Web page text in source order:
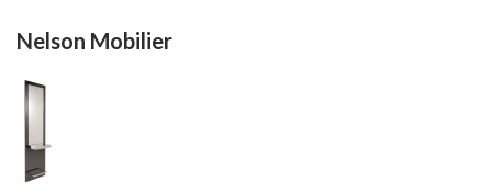
Nelson Mobilier